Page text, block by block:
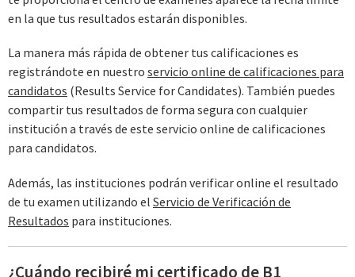
en la que tus resultados estarán disponibles.
La manera más rápida de obtener tus calificaciones es
registrándote en nuestro servicio online de calificaciones para
candidatos (Results Service for Candidates). También puedes
compartir tus resultados de forma segura con cualquier
institución a través de este servicio online de calificaciones
para candidatos.
Además, las instituciones podrán verificar online el resultado
de tu examen utilizando el Servicio de Verificación de
Resultados para instituciones.
¿Cuándo recibiré mi certificado de B1